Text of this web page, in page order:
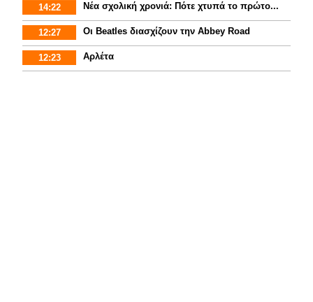
14:22 Νέα σχολική χρονιά: Πότε χτυπά το πρώτο...
12:27 Οι Beatles διασχίζουν την Abbey Road
12:23 Αρλέτα